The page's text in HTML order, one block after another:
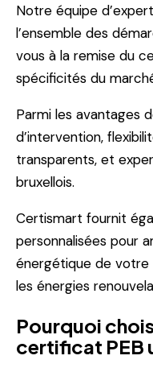
Notre équipe
l’ensemble des
vous à la remise du
spécificités du
Parmi les avantages
d’intervention,
transparents, et
bruxellois.
Certismart fournit
personnalisées pour
énergétique de votre
les énergies
Pourquoi
certificat PEB